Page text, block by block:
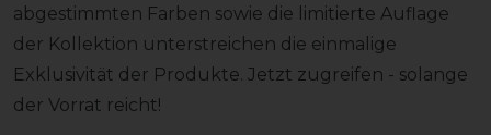
abgestimmten Farben sowie die limitierte Auflage
der Kollektion unterstreichen die einmalige
Exklusivität der Produkte. Jetzt zugreifen - solange
der Vorrat reicht!